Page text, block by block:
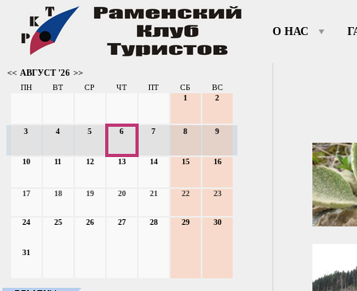
О НАС
<< АВГУСТ '26 >>
ПН ВТ СР ЧТ ПТ СБ
ВС
1
2
3 4 5 6 7 8 9
10 11 12 13 14 15 16
17 18 19 20 21 22 23
24 25 26 27 28 29 30
31